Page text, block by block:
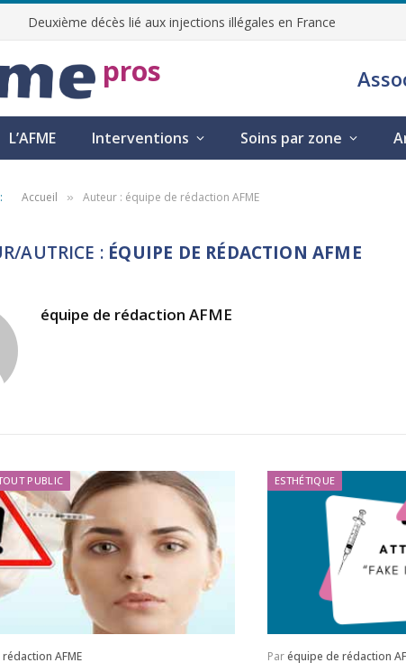
Deuxième décès lié aux injections illégales en France
pros
L’AFME Interventions Soins par zone
Accueil » Auteur : équipe de rédaction AFME
AUTRICE : ÉQUIPE DE RÉDACTION AFME
équipe de rédaction AFME
PUBLIC
AFME
ESTHÉTIQUE
Paréquipe de rédaction